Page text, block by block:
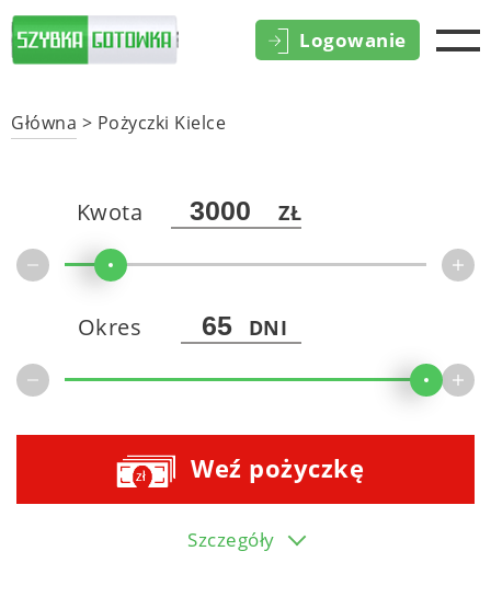
Logowanie
Główna > Pożyczki Kielce
Kwota ZŁ
Okres DNI
Weź pożyczkę
Szczegóły